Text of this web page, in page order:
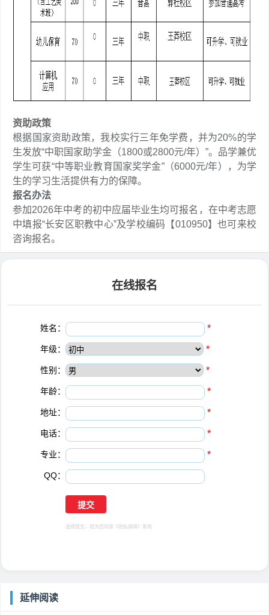
资助政策
根据国家资助政策，我校实行三年免学费，并为20%的学
生发放“中职国家助学金（1800或2800元/年）”。品学兼优
学生可获“中等职业教育国家奖学金”（6000元/年），为学
生的学习生活提供有力的保障。
报名办法
参加2026年中考的初中应届毕业生均可报名，在中考志愿
中填报“长安区职教中心”及学校编码【010950】也可来校
咨询报名。
在线报名
姓名： *
年级： *
性别： *
年龄： *
地址： *
电话： *
专业： *
QQ：
选择提交，视为您同意 《隐私保障》 条例
延伸阅读